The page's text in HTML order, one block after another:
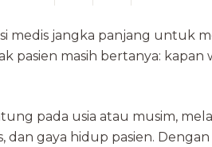
medis jangka panjang untuk
pasien masih bertanya:
pada usia atau musim,
dan gaya hidup pasien.